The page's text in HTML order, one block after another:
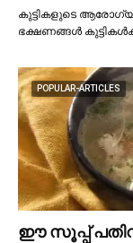
കുട്ടികളുടെ
ഭക്ഷണങ്ങള്‍
POPULAR-ARTICLES
ഈ സൂപ്പ്